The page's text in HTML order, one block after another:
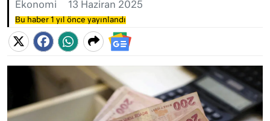
Ekonomi 13 Haziran 2025
Bu haber 1 yıl önce yayınlandı